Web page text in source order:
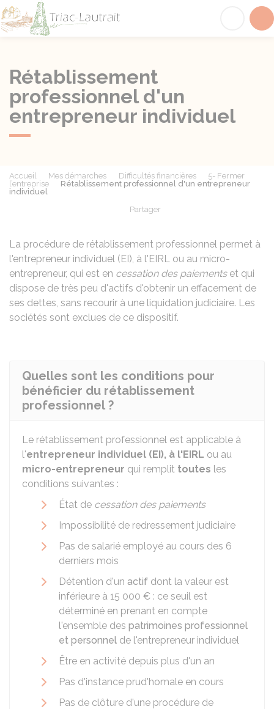
Rétablissement
professionnel d'un
entrepreneur individuel
Accueil Mes démarches Difficultés financières
5- Fermer
l’entreprise
Rétablissement professionnel d'un entrepreneur
individuel
Partager
La procédure de rétablissement professionnel permet à
l'entrepreneur individuel (EI), à l'EIRL ou au micro-
entrepreneur, qui est en cessation des paiementset qui
dispose de très peu d'actifs d'obtenir un effacement de
ses dettes, sans recourir à une liquidation judiciaire. Les
sociétés sont exclues de ce dispositif.
Quelles sont les conditions pour
bénéficier du rétablissement
professionnel ?
Le rétablissement professionnel est applicable à
l'entrepreneur individuel (EI), à l'EIRL ou au
micro-entrepreneur qui remplit toutes les
conditions suivantes :
État de cessation des paiements
Impossibilité de redressement judiciaire
Pas de salarié employé au cours des 6
derniers mois
Détention d'un actif dont la valeur est
inférieure à 15 000 € : ce seuil est
déterminé en prenant en compte
l'ensemble des patrimoines professionnel
et personnel de l'entrepreneur individuel
Être en activité depuis plus d'un an
Pas d'instance prud'homale en cours
Pas de clôture d'une procédure de